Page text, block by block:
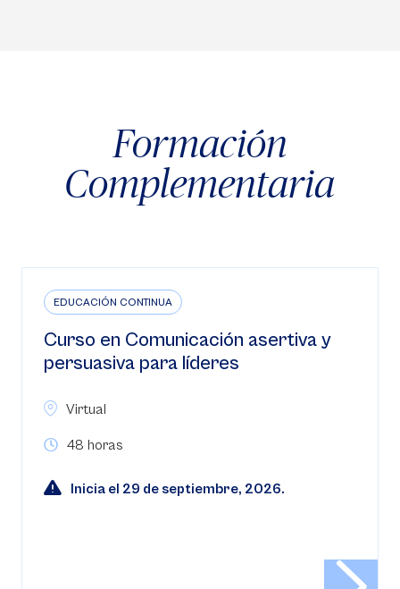
Formación
Complementaria
EDUCACIÓN CONTINUA
Curso en Comunicación asertiva y
persuasiva para líderes
Virtual
48 horas
Inicia el 29 de septiembre, 2026.